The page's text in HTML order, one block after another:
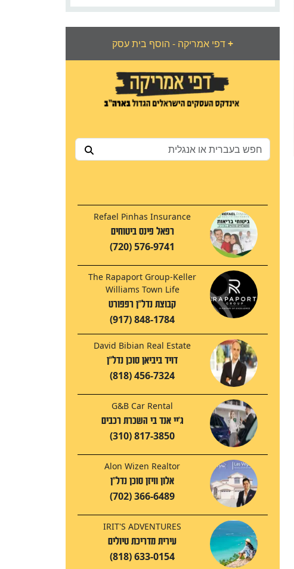
דפי אמריקה - הוסף בית עסק+
Refael Pinhas Insurance
רפאל פינס ביטוחים
(720) 576-9741
The Rapaport Group-Keller
Williams Town Life
קבוצת נדל"ן רפפורט
(917) 848-1784
David Bibian Real Estate
דויד ביביאן סוכן נדל"ן
(818) 456-7324
G&B Car Rental
ג'יי אנד בי השכרת רכבים
(310) 817-3850
Alon Wizen Realtor
אלון וויזן סוכן נדל"ן
(702) 366-6489
IRIT'S ADVENTURES
עירית מדריכת טיולים
(818) 633-0154